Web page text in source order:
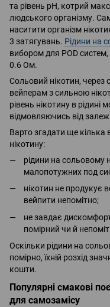
та рівень pH, котрий
людського організму.
наситити організм
3 затягувань. Рідини на
вибором для POD
0.6 Ом.
Сольовий нікотин, через
вейперам з сильною
рівень нікотину в
відмовляючись від
Варто згадати ще
нікотину:
рідини на сольовому
малопотужних под
нікотин не продукує
вейпити непомітно;
не завдає
помірний чи й
Оскільки рідини на
помірно, їхній розхід
кошти.
Популярні смакові
для самозамісу